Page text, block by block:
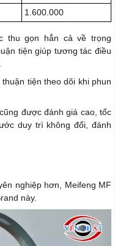
1.600.000
thu gọn hẳn cả về trọng
tiện giúp tương tác điều
tiện theo dõi khi phun
được đánh giá cao, tốc
duy trì không đổi, đánh
nghiệp hơn, Meifeng MF
này.